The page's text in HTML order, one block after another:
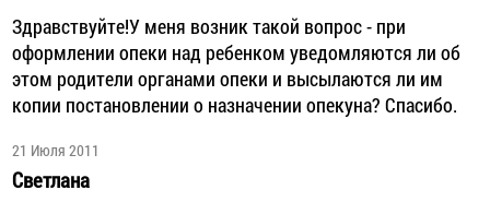
Здравствуйте!У меня возник такой вопрос - при
оформлении опеки над ребенком уведомляются ли об
этом родители органами опеки и высылаются ли им
копии постановлении о назначении опекуна? Спасибо.
21 Июля 2011
Светлана